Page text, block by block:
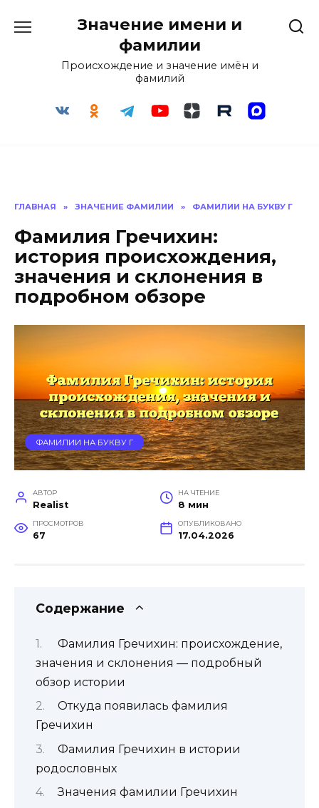
Значение имени и
фамилии
Происхождение и значение имён и
фамилий
ГЛАВНАЯ » ЗНАЧЕНИЕ ФАМИЛИИ » ФАМИЛИИ НА БУКВУ Г
Фамилия Гречихин:
история происхождения,
значения и склонения в
подробном обзоре
ФАМИЛИИ НА БУКВУ Г
АВТОР
Realist
НА ЧТЕНИЕ
8 мин
ПРОСМОТРОВ
67
ОПУБЛИКОВАНО
17.04.2026
Содержание
Фамилия Гречихин: происхождение,
значения и склонения — подробный
обзор истории
Откуда появилась фамилия
Гречихин
Фамилия Гречихин в истории
родословных
Значения фамилии Гречихин